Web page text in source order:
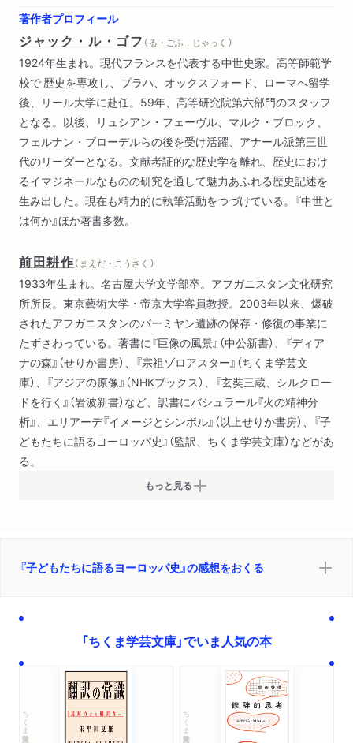
著作者プロフィール
ジャック・ル・ゴフ （ る・ごふ，じゃっく ）
1924年生まれ。現代フランスを代表する中世史家。高等師範学
校で 歴史を専攻し、プラハ、オックスフォード、ローマへ留学
後、リール大学に赴任。59年、高等研究院第六部門のスタッフ
となる。以後、リュシアン・フェーヴル、マルク・ブロック、
フェルナン・ブローデルらの後を受け活躍、アナール派第三世
代のリーダーとなる。文献考証的な歴史学を離れ、歴史におけ
るイマジネールなものの研究を通して魅力あふれる歴史記述を
生み出した。現在も精力的に執筆活動をつづけている。『中世と
は何か』ほか著書多数。
前田耕作（ まえだ・こうさく ）
1933年生まれ。名古屋大学文学部卒。アフガニスタン文化研究
所所長。東京藝術大学・帝京大学客員教授。2003年以来、爆破
されたアフガニスタンのバーミヤン遺跡の保存・修復の事業に
たずさわっている。著書に『巨像の風景』（中公新書）、『ディア
ナの森』（せりか書房）、『宗祖ゾロアスター』（ちくま学芸文
庫）、『アジアの原像』（NHKブックス）、『玄奘三蔵、シルクロー
ドを行く』（岩波新書）など、訳書にバシュラール『火の精神分
析』、エリアーデ『イメージとシンボル』（以上せりか書房）、『子
どもたちに語るヨーロッパ史』（監訳、ちくま学芸文庫）などがあ
る。
もっと見る
『子どもたちに語るヨーロッパ史』の感想をおくる
「ちくま学芸文庫」でいま人気の本
ちくま学芸文庫 ちくま学芸文庫